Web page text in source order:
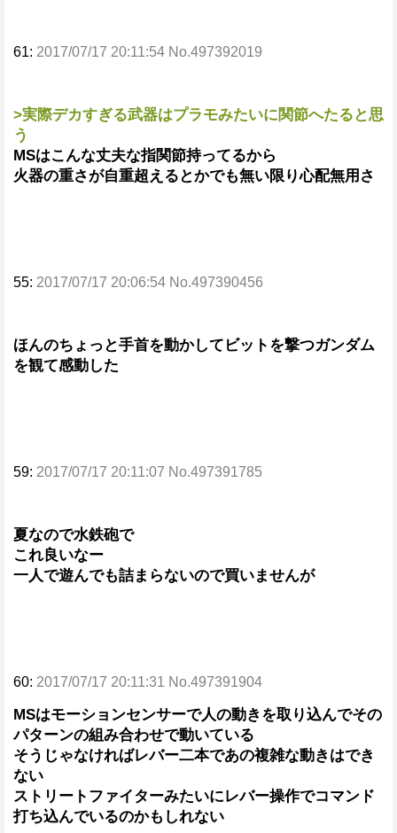
61: 2017/07/17 20:11:54 No.497392019
>実際デカすぎる武器はプラモみたいに関節へたると思
う
MSはこんな丈夫な指関節持ってるから
火器の重さが自重超えるとかでも無い限り心配無用さ
55: 2017/07/17 20:06:54 No.497390456
ほんのちょっと手首を動かしてビットを撃つガンダム
を観て感動した
59: 2017/07/17 20:11:07 No.497391785
夏なので水鉄砲で
これ良いなー
一人で遊んでも詰まらないので買いませんが
60: 2017/07/17 20:11:31 No.497391904
MSはモーションセンサーで人の動きを取り込んでその
パターンの組み合わせで動いている
そうじゃなければレバー二本であの複雑な動きはでき
ない
ストリートファイターみたいにレバー操作でコマンド
打ち込んでいるのかもしれない